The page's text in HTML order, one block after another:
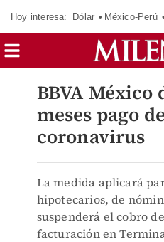
Hoy interesa: Dólar México-Perú
BBVA
meses pago
coronavirus
La medida aplicará
hipotecarios, de
suspenderá el cobro
facturación en